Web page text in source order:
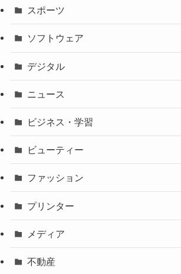
スポーツ
ソフトウェア
デジタル
ニュース
ビジネス・学習
ビューティー
ファッション
プリンター
メディア
不動産